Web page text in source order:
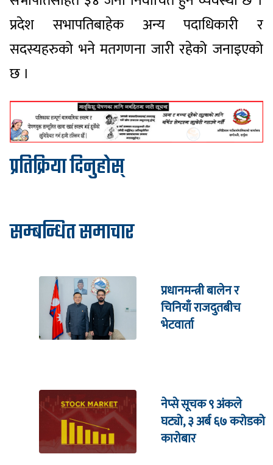
प्रदेश सभापतिबाहेक अन्य पदाधिकारी र
सदस्यहरुको भने मतगणना जारी रहेको जनाइएको
छ ।
प्रतिक्रिया दिनुहोस्
सम्बन्धित समाचार
प्रधानमन्त्री बालेन र
चिनियाँ राजदुतबीच
भेटवार्ता
नेप्से सूचक ९ अंकले
घट्यो, ३ अर्ब ६७ करोडको
कारोबार